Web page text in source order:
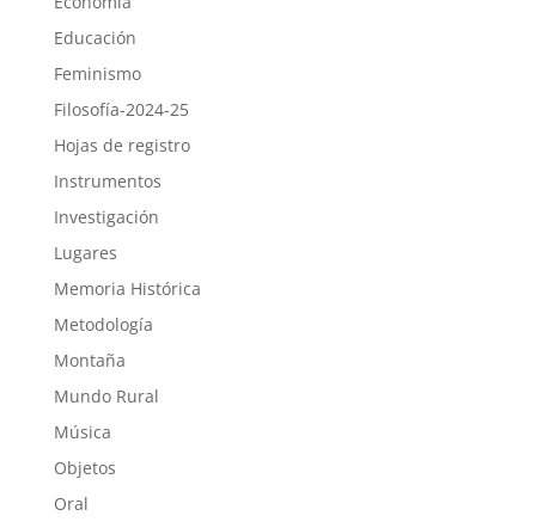
Educación
Feminismo
Filosofía-2024-25
Hojas de registro
Instrumentos
Investigación
Lugares
Memoria Histórica
Metodología
Montaña
Mundo Rural
Música
Objetos
Oral